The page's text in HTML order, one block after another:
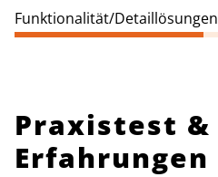
Funktionalität/Detaillösungen
Praxistest &
Erfahrungen